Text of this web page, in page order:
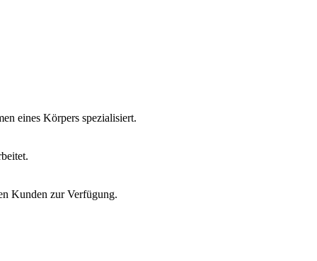
eines Körpers spezialisiert.
Kunden zur Verfügung.